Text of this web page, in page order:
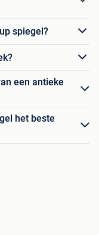
spiegel?
een antieke
het beste